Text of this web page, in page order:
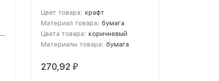
Цвет товара: крафт
Материал товара: бумага
Цвета товара: коричневый
Материалы товара: бумага
270,92 ₽